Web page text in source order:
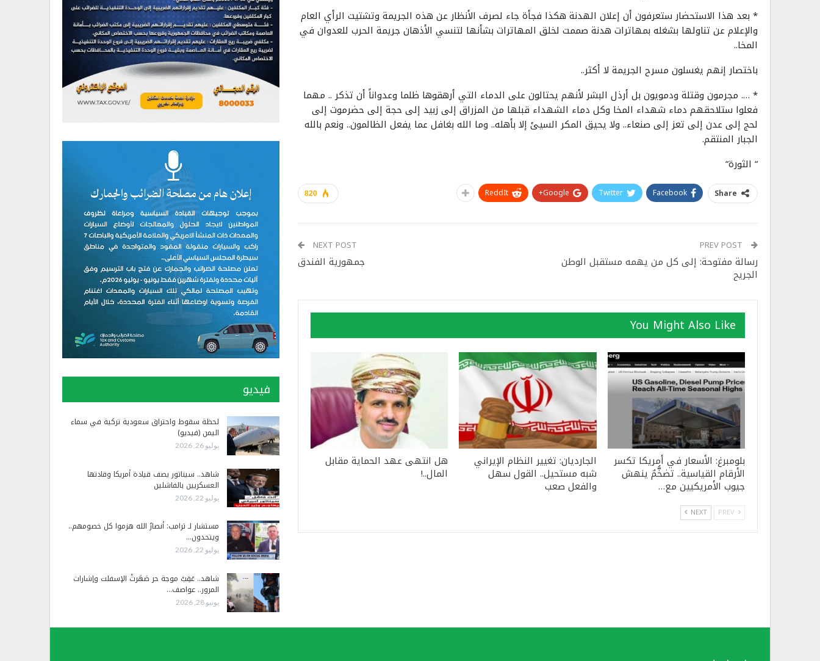
* بعد هذا الاستحضار ستعرفون أن إعلان الهدنة هكذا فجأة جاء لصرف الأنظار عن هذه الجريمة وتشتيت الرأي العام
والإعلام عن تناولها بشغله بمهاترات هدنة صممت لخلق المهاترات بشأنها لتنسي الأذهان جريمة الحرب للعدوان في
المخا..
باختصار إنهم يغسلون مسرح الجريمة لا أكثر..
* …. مجرمون وقتلة ودمويون بل أرذل البشر لأنهم يحتالون على الدماء التي أرهقوها ظلما وعدواناً أن تذكر .. مهما
فعلوا ستلاحقهم دماء شهداء المخا وكل دماء الشهداء قبلها من المزراق إلى زبيد إلى حجة إلى حضرموت إلى
لحج إلى عدن إلى تعز إلى صنعاء.. ولا يحيق المكر السيئ إلا بأهله.. وما الله بغافل عما يفعل الظالمون.. ونعم بالله
الجبار المنتقم.
” الثورة”
820 Share
Facebook
Twitter
Google+
ReddIt
رسالة مفتوحة: إلى كل من يهمه مستقبل الوطن
الجريح
NEXT POST
جمهورية الفندق
You Might Also Like
بلومبرغ: الأسعار في أمريكا تكسر
الأرقام القياسية.. تضخُّمٌ ينهش
جيوب الأمريكيين مع…
الجارديان: تغيير النظام الإيراني
شبه مستحيل.. القول سهل
والفعل صعب
هل انتهى عهد الحماية مقابل
المال..!
NEXT
فيديو
لحظة سقوط واحتراق سعودية تركية في سماء
اليمن (فيديو)
يوليو 26, 2026
شاهد.. سيناتور يصف قيادة أمريكا وقادتها
العسكريين بالفاشلين
يوليو 22, 2026
مستشار لـ ترامب: أنصارُ الله هزموا كل خصومهم..
ويتحدون…
يوليو 22, 2026
شاهد.. عَقِبْ موجة حر صَهَرتْ الإسفلت وإشارات
المرور.. عواصف…
يونيو 28, 2026